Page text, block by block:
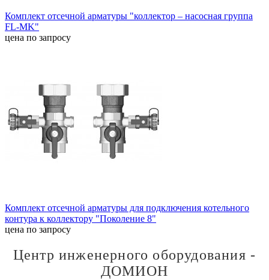
Комплект отсечной арматуры "коллектор – насосная группа
FL-MK"
цена по запросу
Комплект отсечной арматуры для подключения котельного
контура к коллектору "Поколение 8"
цена по запросу
Центр инженерного оборудования -
ДОМИОН